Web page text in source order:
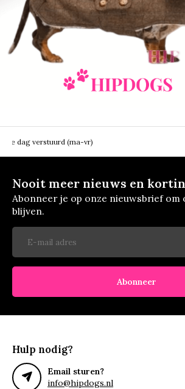
dag verstuurd (ma-vr)
Nooit meer nieuws en
Abonneer je op onze nieuwsbrief om
blijven.
Abonneer
Hulp nodig?
Email sturen?
info@hipdogs.nl